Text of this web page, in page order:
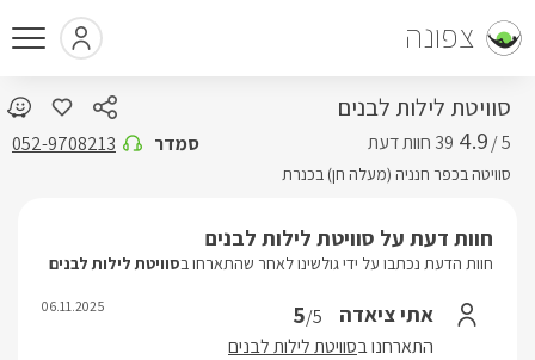
צפונה
סוויטת לילות לבנים
5 /
4.9
סוויטה בכפר חנניה (מעלה חן) בכנרת
סמדר 052-9708213
חוות דעת על סוויטת לילות לבנים
חוות הדעת נכתבו על ידי גולשינו לאחר שהתארחו בסוויטת לילות לבנים
אתי ציאדה 5/5
התארחנו בסוויטת לילות לבנים
06.11.2025